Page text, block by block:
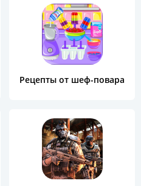
Рецепты от шеф-повара